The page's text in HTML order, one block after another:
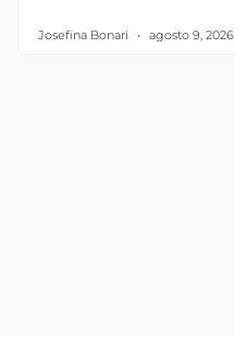
Josefina Bonari agosto 9, 2026